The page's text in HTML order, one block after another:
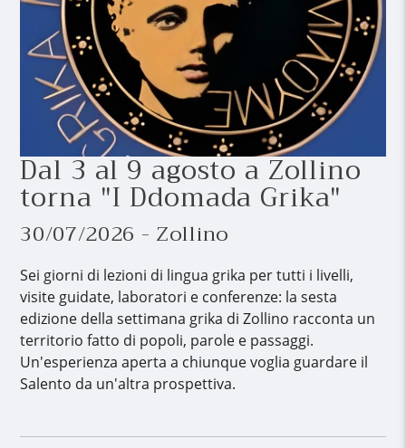
Dal 3 al 9 agosto a Zollino
torna "I Ddomada Grika"
30/07/2026 - Zollino
Sei giorni di lezioni di lingua grika per tutti i livelli,
visite guidate, laboratori e conferenze: la sesta
edizione della settimana grika di Zollino racconta un
territorio fatto di popoli, parole e passaggi.
Un'esperienza aperta a chiunque voglia guardare il
Salento da un'altra prospettiva.